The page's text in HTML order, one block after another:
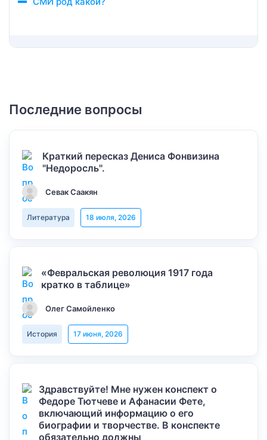
Последние вопросы
Краткий пересказ Дениса Фонвизина
"Недоросль".
Севак Саакян
Литература 18 июля, 2026
«Февральская революция 1917 года
кратко в таблице»
Олег Самойленко
История 17 июня, 2026
Здравствуйте! Мне нужен конспект о
Федоре Тютчеве и Афанасии Фете,
включающий информацию о его
биографии и творчестве. В конспекте
обязательно должны